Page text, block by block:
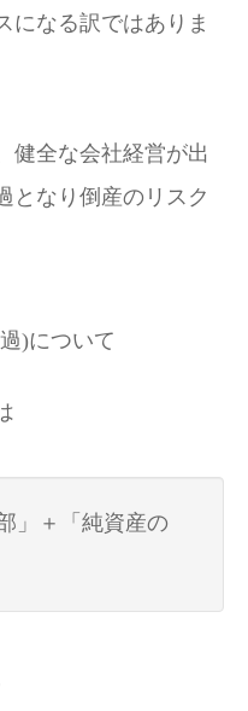
になる訳ではありま
健全な会社経営が出
となり倒産のリスク
)について
」＋「純資産の